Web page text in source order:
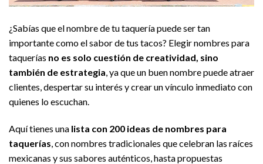
¿Sabías que el nombre de tu taquería puede ser tan
importante como el sabor de tus tacos? Elegir nombres para
taquerías no es solo cuestión de creatividad, sino
también de estrategia, ya que un buen nombre puede atraer
clientes, despertar su interés y crear un vínculo inmediato con
quienes lo escuchan.
Aquí tienes una lista con 200 ideas de nombres para
taquerías , con nombres tradicionales que celebran las raíces
mexicanas y sus sabores auténticos, hasta propuestas